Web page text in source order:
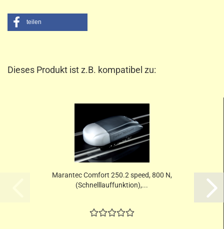
teilen
Dieses Produkt ist z.B. kompatibel zu:
Marantec Comfort 250.2 speed, 800 N,
(Schnelllauffunktion),...